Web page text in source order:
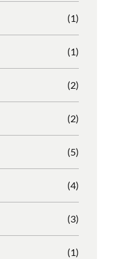
(1)
(1)
(2)
(2)
(5)
(4)
(3)
(1)